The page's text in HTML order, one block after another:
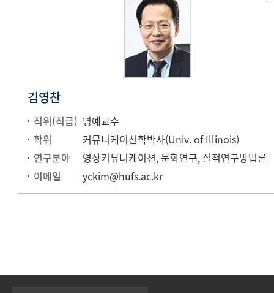
김영찬
직위(직급) 명예교수
학위
커뮤니케이션학박사(Univ. of Illinois)
연구분야
영상커뮤니케이션, 문화연구, 질적연구방법론
이메일
yckim@hufs.ac.kr